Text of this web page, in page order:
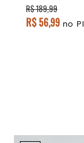
R$ 189,99
R$ 56,99 no